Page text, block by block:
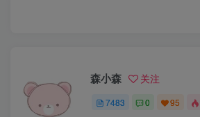
森小森 关注
7483 0 95